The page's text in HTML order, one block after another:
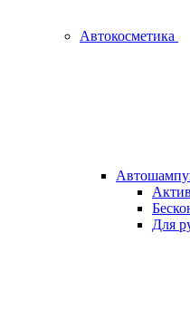
Автокосметика
Для